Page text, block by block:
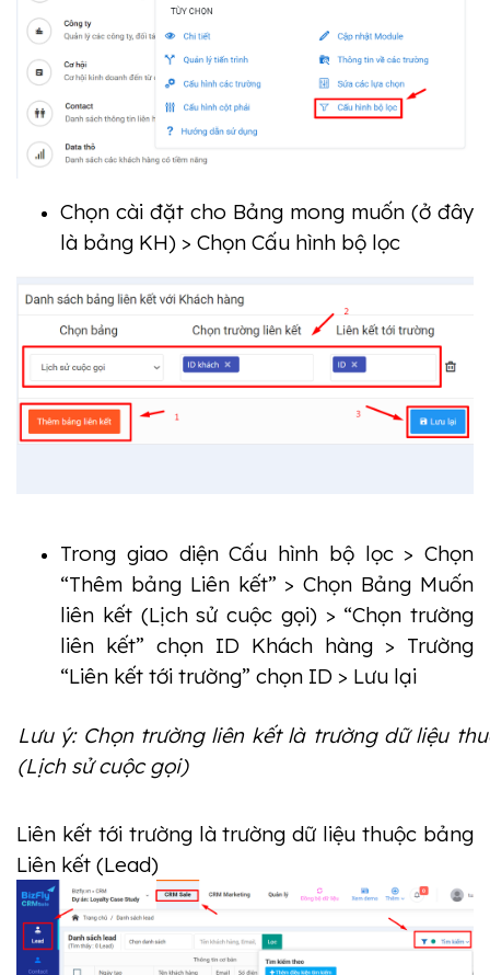
Chọn cài đặt cho Bảng mong muốn (ở đây
là bảng KH) > Chọn Cấu hình bộ lọc
Trong giao diện Cấu hình bộ lọc > Chọn
“Thêm bảng Liên kết” > Chọn Bảng Muốn
liên kết (Lịch sử cuộc gọi) > “Chọn trường
liên kết” chọn ID Khách hàng > Trường
“Liên kết tới trường” chọn ID > Lưu lại
Lưu ý: Chọn trường liên kết là trường dữ liệu
(Lịch sử cuộc gọi)
Liên kết tới trường là trường dữ liệu thuộc bảng
Liên kết (Lead)